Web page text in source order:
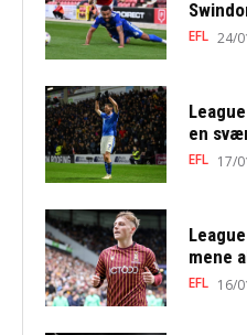
EFL 24/
en
EFL 17/
mene
EFL 16/